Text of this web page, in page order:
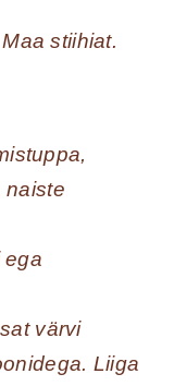
stiihiat.
naiste
ega
värvi
Liiga